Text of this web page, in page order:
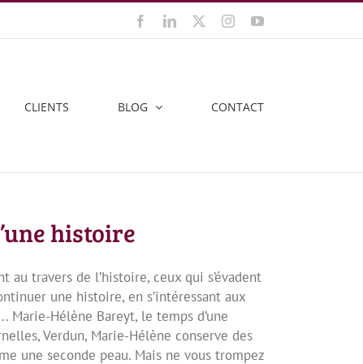
FacebookLinkedIn InstagramYouTube
CLIENTS BLOG CONTACT
histoire
travers de l’histoire, ceux qui s’évadent
une histoire, en s’intéressant aux
Hélène Bareyt, le temps d’une
Verdun, Marie-Hélène conserve des
une seconde peau. Mais ne vous trompez